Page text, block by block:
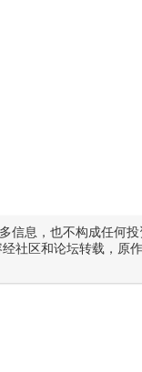
信息，也不构成任何
社区和论坛转载，原